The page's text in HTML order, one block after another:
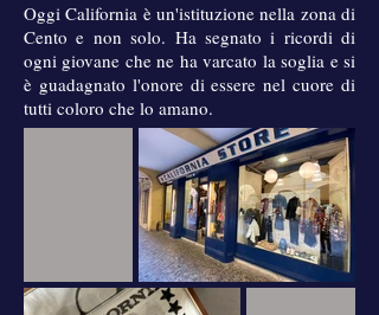
Oggi California è un'istituzione nella zona di
Cento e non solo. Ha segnato i ricordi di
ogni giovane che ne ha varcato la soglia e si
è guadagnato l'onore di essere nel cuore di
tutti coloro che lo amano.